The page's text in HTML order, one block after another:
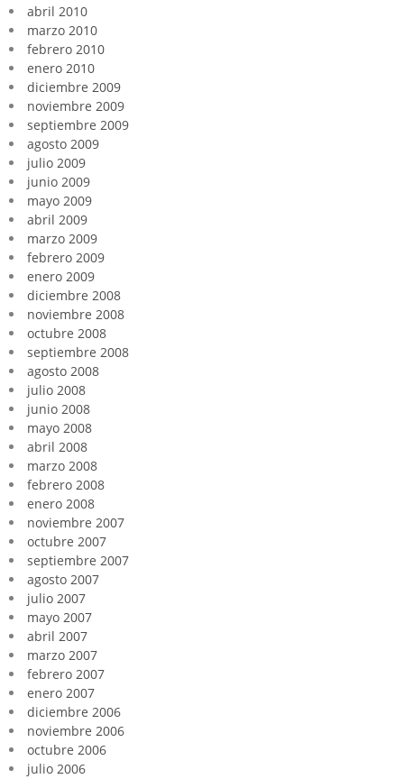
abril 2010
marzo 2010
febrero 2010
enero 2010
diciembre 2009
noviembre 2009
septiembre 2009
agosto 2009
julio 2009
junio 2009
mayo 2009
abril 2009
marzo 2009
febrero 2009
enero 2009
diciembre 2008
noviembre 2008
octubre 2008
septiembre 2008
agosto 2008
julio 2008
junio 2008
mayo 2008
abril 2008
marzo 2008
febrero 2008
enero 2008
noviembre 2007
octubre 2007
septiembre 2007
agosto 2007
julio 2007
mayo 2007
abril 2007
marzo 2007
febrero 2007
enero 2007
diciembre 2006
noviembre 2006
octubre 2006
julio 2006